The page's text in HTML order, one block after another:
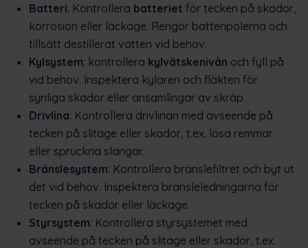
Batteri: Kontrollera batteriet för tecken på skador,
korrosion eller läckage. Rengör batteripolerna och
tillsätt destillerat vatten vid behov.
Kylsystem: kontrollera kylvätskenivån och fyll på
vid behov. Inspektera kylaren och fläkten för
synliga skador eller ansamlingar av skräp.
Drivlina: Kontrollera drivlinan med avseende på
tecken på slitage eller skador, t.ex. lösa remmar
eller spruckna slangar.
Bränslesystem: Kontrollera bränslefiltret och byt ut
det vid behov. Inspektera bränsleledningarna för
tecken på skador eller läckage.
Styrsystem: Kontrollera styrsystemet med
avseende på tecken på slitage eller skador, t.ex.